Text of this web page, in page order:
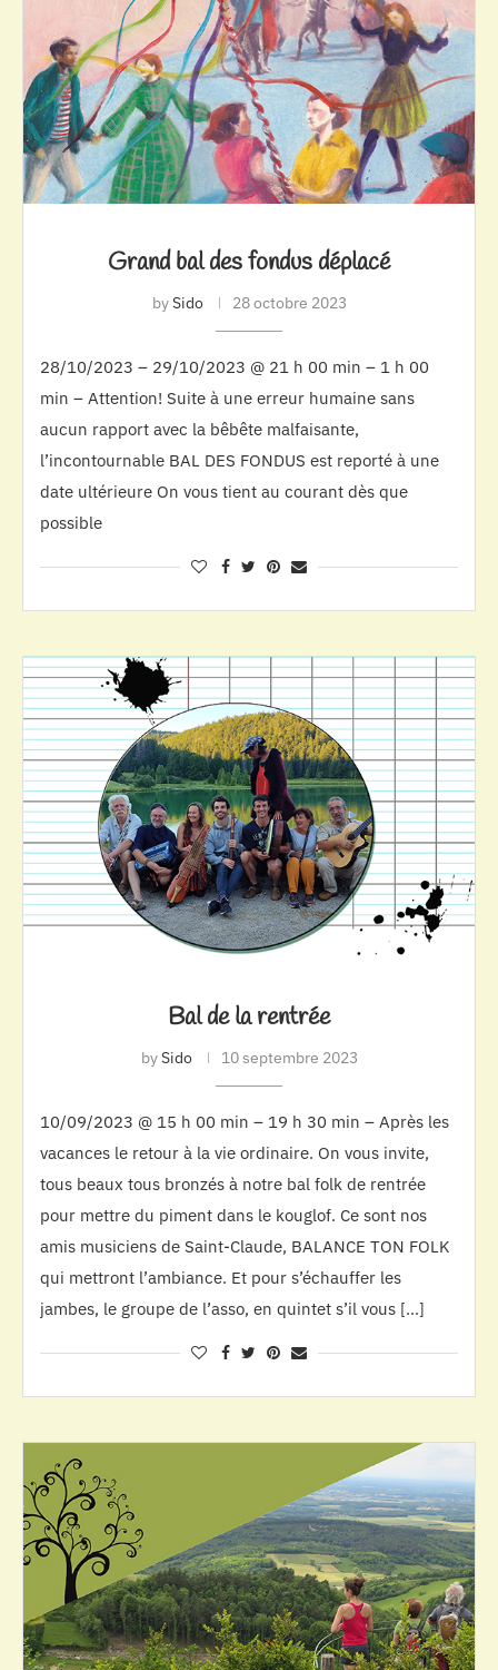
Grand bal des fondus déplacé
bySido 28 octobre 2023
28/10/2023 – 29/10/2023 @ 21 h 00 min – 1 h 00
min – Attention! Suite à une erreur humaine sans
aucun rapport avec la bêbête malfaisante,
l’incontournable BAL DES FONDUS est reporté à une
date ultérieure On vous tient au courant dès que
possible
Bal de la rentrée
bySido 10 septembre 2023
10/09/2023 @ 15 h 00 min – 19 h 30 min – Après les
vacances le retour à la vie ordinaire. On vous invite,
tous beaux tous bronzés à notre bal folk de rentrée
pour mettre du piment dans le kouglof. Ce sont nos
amis musiciens de Saint-Claude, BALANCE TON FOLK
qui mettront l’ambiance. Et pour s’échauffer les
jambes, le groupe de l’asso, en quintet s’il vous […]